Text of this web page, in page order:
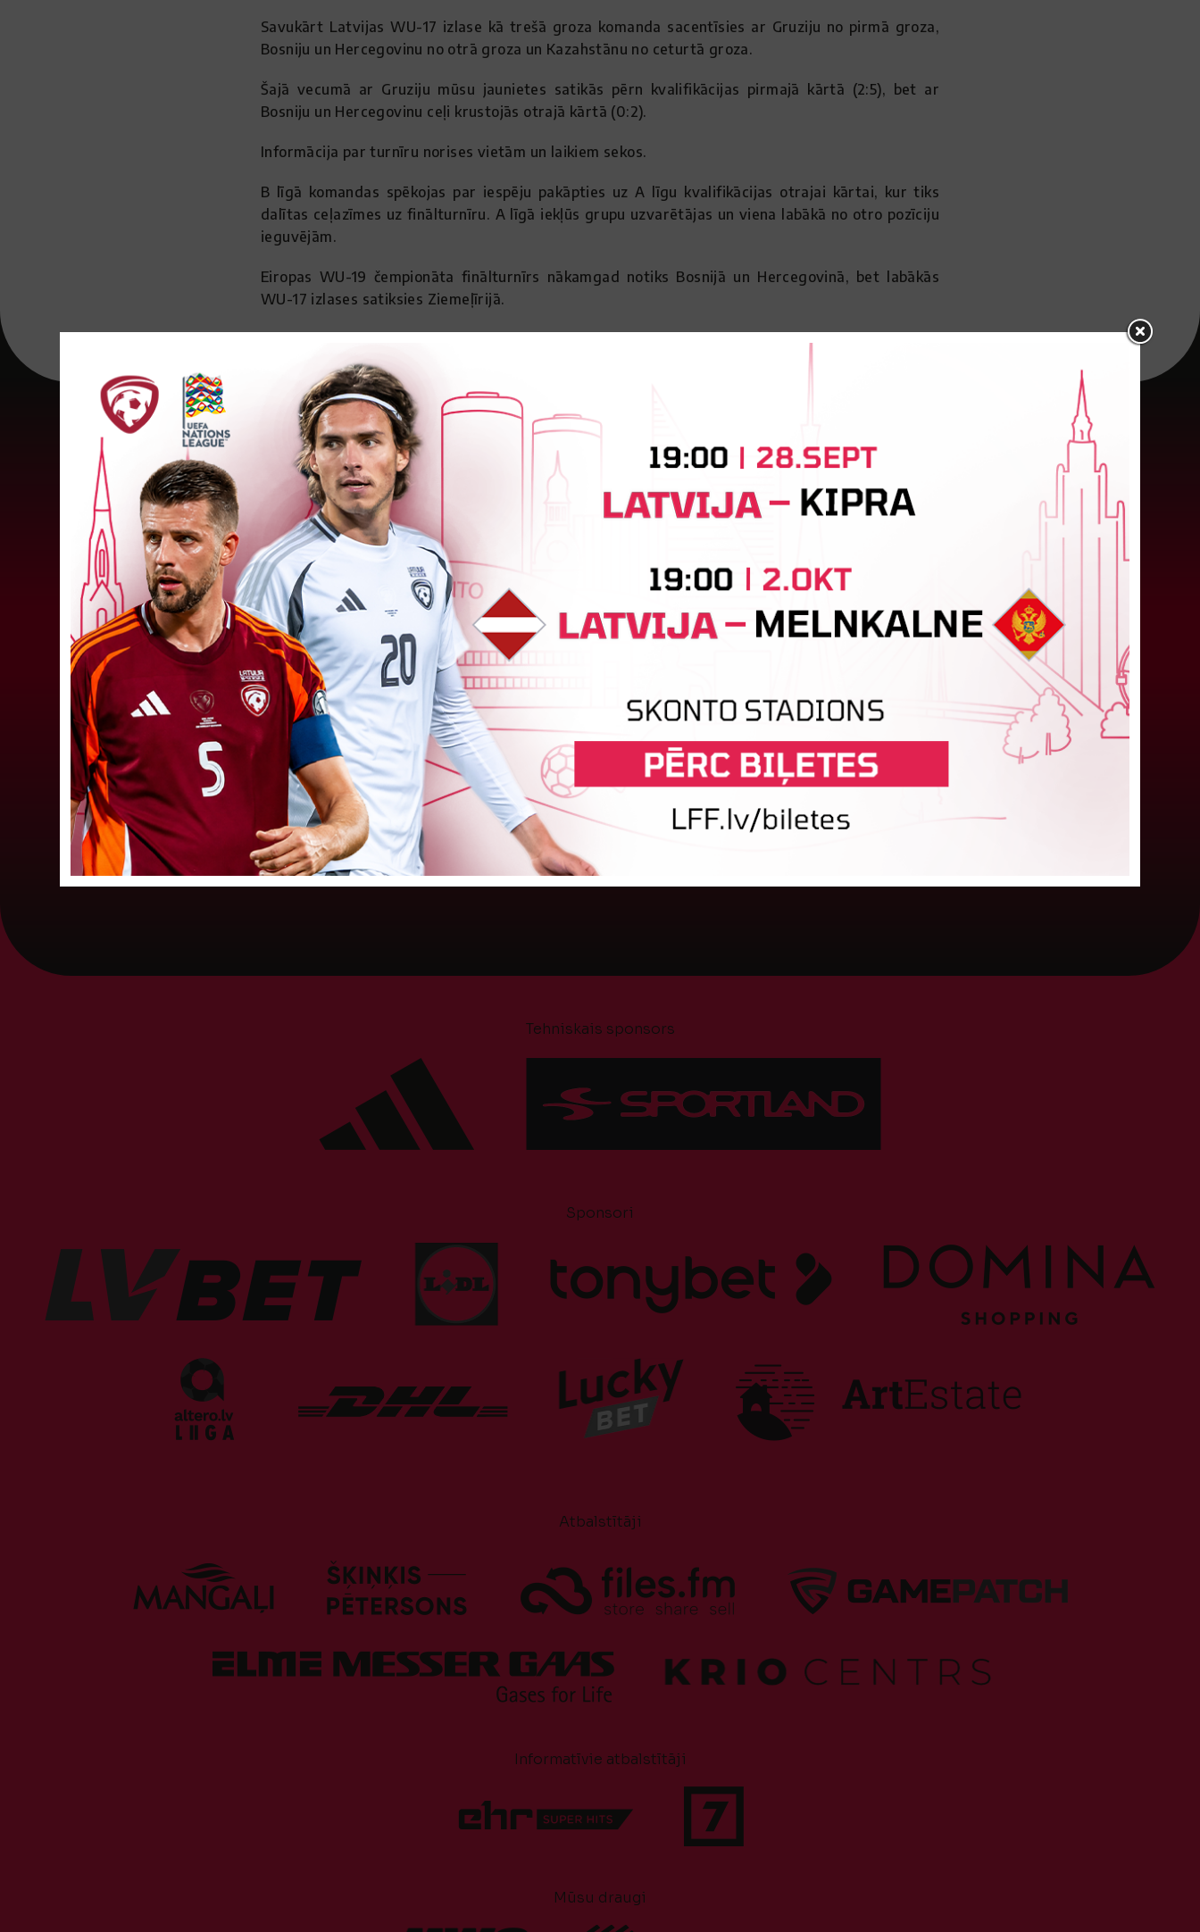
Savukārt Latvijas WU-17 izlase kā trešā groza komanda sacentīsies ar Gruziju no pirmā groza,
Bosniju un Hercegovinu no otrā groza un Kazahstānu no ceturtā groza.
Šajā vecumā ar Gruziju mūsu jaunietes satikās pērn kvalifikācijas pirmajā kārtā (2:5), bet ar
Bosniju un Hercegovinu ceļi krustojās otrajā kārtā (0:2).
Informācija par turnīru norises vietām un laikiem sekos.
B līgā komandas spēkojas par iespēju pakāpties uz A līgu kvalifikācijas otrajai kārtai, kur tiks
dalītas ceļazīmes uz finālturnīru. A līgā iekļūs grupu uzvarētājas un viena labākā no otro pozīciju
ieguvējām.
Eiropas WU-19 čempionāta finālturnīrs nākamgad notiks Bosnijā un Hercegovinā, bet labākās
WU-17 izlases satiksies Ziemeļīrijā.
Saistītās ziņas
Jūlijā par labāko "LuckyBet" SFL
atzīta Keita Zviedre
Par "LuckyBet" Sieviešu futbola līgas jūnija
labāko spēlētāju atzīta FS "Metta" spēlētāja
Keita Zviedre. Uzvarētāja tika noskaidrota
balsojumā, kurā tika apkopotas...
06. augusts 2026.
"Riga FC Women" liek kārtīgi
pasvīst dānietēm
Latvijas čempions sieviešu futbolā "Riga FC
Women" trešdien aizvadīja UEFA Čempionu līgas
kvalifikācijas otrās kārtas pusfināla spēli Dānijā
pret "HB Køge". Cīņā pret...
Latvijas sieviešu futbola izlasei
pārbaudes spēle Francijā
Latvijas Futbola federācija (LFF) un Francijas
Futbola federācija (FFF) vienojušās par sieviešu
futbola izlašu pārbaudes spēli šī gada 10.
Tehniskais sponsors
Sponsori
Atbalstītāji
Informatīvie atbalstītāji
Mūsu draugi